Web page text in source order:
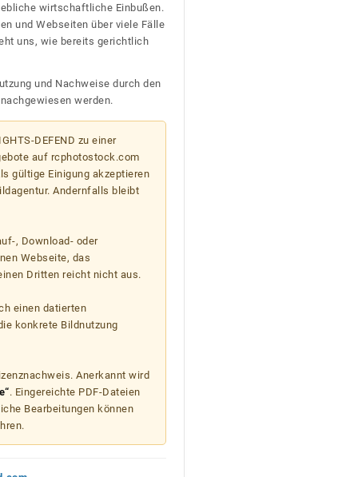
wirtschaftliche Einbußen.
und Webseiten über viele Fälle
uns, wie bereits gerichtlich
und Nachweise durch den
werden.
DEFEND zu einer
auf rcphotostock.com
gültige Einigung akzeptieren
Andernfalls bleibt
, Download- oder
Webseite, das
Dritten reicht nicht aus.
einen datierten
konkrete Bildnutzung
Anerkannt wird
. Eingereichte PDF-Dateien
Bearbeitungen können